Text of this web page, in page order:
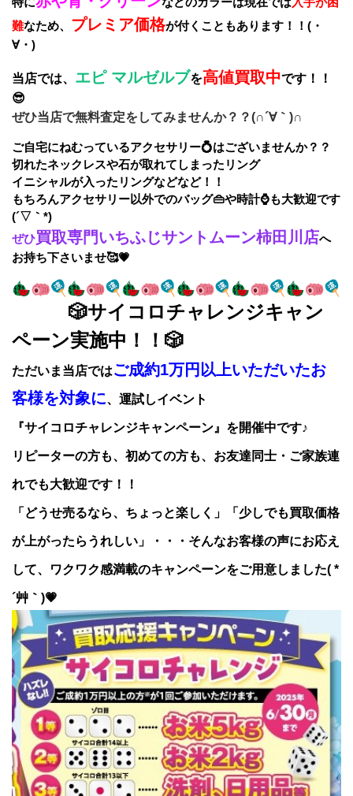
難なため、 プレミア価格が付くこともあります！！(・
∀・)
当店では、 エピ マルゼルブを高値買取中です！！
😎
ぜひ当店で無料査定をしてみませんか？？(∩´∀｀)∩
ご自宅にねむっているアクセサリー💍はございませんか？？
切れたネックレスや石が取れてしまったリング
イニシャルが入ったリングなどなど！！
もちろんアクセサリー以外でのバッグ👜や時計⌚も大歓迎です
(´▽｀*)
ぜひ買取専門いちふじサントムーン柿田川店へ
お持ち下さいませ🥰💗
🎲サイコロチャレンジキャン
ペーン実施中！！🎲
ただいま当店ではご成約1万円以上いただいたお
客様を対象に、運試しイベント
『サイコロチャレンジキャンペーン』を開催中です♪
リピーターの方も、初めての方も、お友達同士・ご家族連
れでも大歓迎です！！
「どうせ売るなら、ちょっと楽しく」「少しでも買取価格
が上がったらうれしい」・・・そんなお客様の声にお応え
して、ワクワク感満載のキャンペーンをご用意しました( *
´艸｀)💗